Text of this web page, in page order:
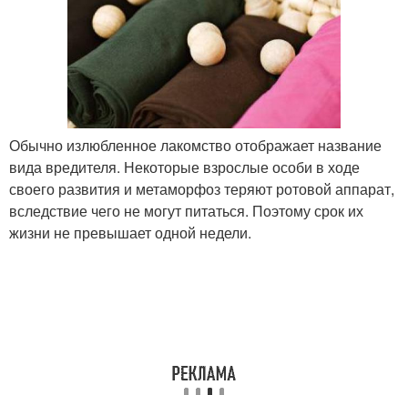
Обычно излюбленное лакомство отображает название
вида вредителя. Некоторые взрослые особи в ходе
своего развития и метаморфоз теряют ротовой аппарат,
вследствие чего не могут питаться. Поэтому срок их
жизни не превышает одной недели.